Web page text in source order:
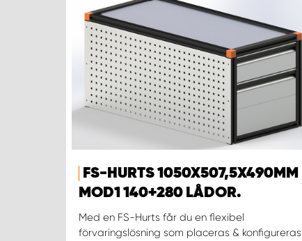
FS-HURTS 1050X507,5X490MM
MOD1 140+280 LÅDOR.
Med en FS-Hurts får du en flexibel
förvaringslösning som placeras & konfigureras